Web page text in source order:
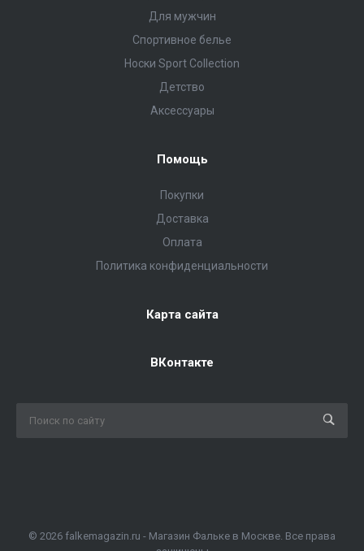
Для мужчин
Спортивное белье
Носки Sport Collection
Детство
Аксессуары
Помощь
Покупки
Доставка
Оплата
Политика конфиденциальности
Карта сайта
ВКонтакте
© 2026 falkemagazin.ru - Магазин Фальке в Москве. Все права